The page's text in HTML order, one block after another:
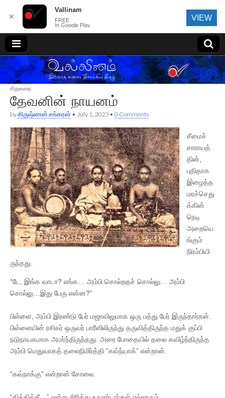
வல்லினம்
சிறுகதை
தேவனின் நாயனம்
byகிருஷ்ணன் சங்கரன் • July 1, 2023 • 0 Comments
சீமைச்
சாராயத்
தின்,
புதிதாக
இழைத்த
மரச்செது
க்கின்
நெடி
அறையெ
ங்கும்
நிரம்பியி
ருந்தது.
“டே, இங்க வாடா? எங்க… அம்பி சொல்றதச் சொல்லு… அம்பி
சொல்லு…இது பேரு என்ன?”
பிள்ளை, அம்பி இரண்டு பேர் மஜாவிலுமாக ஒரு பத்து பேர் இருந்தார்கள்.
பிள்ளையின் ரசிகர் ஒருவர் பாரீஸிலிருந்து தருவித்திருந்த மதுக் குப்பி
நடுநாயகமாக அமர்ந்திருந்தது. அரை போதையில் தலை கவிழ்ந்திருந்த
அம்பி மெதுவாகத் தலைநிமிர்த்தி “கவ்ந்யாக்” என்றான்.
“கவ்நாக்கு” என்றான் சோலை.
✕
Vallinam
FREE
In Google Play
VIEW